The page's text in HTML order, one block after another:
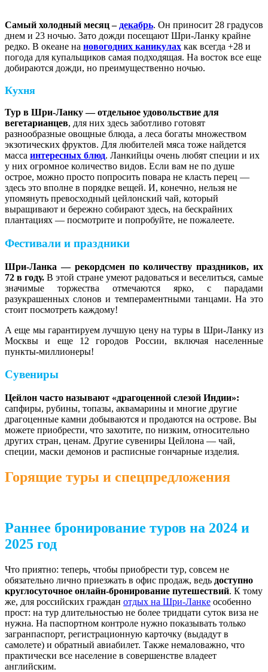
Самый холодный месяц – декабрь. Он приносит 28 градусов
днем и 23 ночью. Зато дожди посещают Шри-Ланку крайне
редко. В океане на новогодних каникулах как всегда +28 и
погода для купальщиков самая подходящая. На восток все еще
добираются дожди, но преимущественно ночью.
Кухня
Тур в Шри-Ланку — отдельное удовольствие для
вегетарианцев, для них здесь заботливо готовят
разнообразные овощные блюда, а леса богаты множеством
экзотических фруктов. Для любителей мяса тоже найдется
масса интересных блюд. Ланкийцы очень любят специи и их
у них огромное количество видов. Если вам не по душе
острое, можно просто попросить повара не класть перец —
здесь это вполне в порядке вещей. И, конечно, нельзя не
упомянуть превосходный цейлонский чай, который
выращивают и бережно собирают здесь, на бескрайних
плантациях — посмотрите и попробуйте, не пожалеете.
Фестивали и праздники
Шри-Ланка — рекордсмен по количеству праздников, их
72 в году. В этой стране умеют радоваться и веселиться, самые
значимые торжества отмечаются ярко, с парадами
разукрашенных слонов и темпераментными танцами. На это
стоит посмотреть каждому!
А еще мы гарантируем лучшую цену на туры в Шри-Ланку из
Москвы и еще 12 городов России, включая населенные
пункты-миллионеры!
Сувениры
Цейлон часто называют «драгоценной слезой Индии»:
сапфиры, рубины, топазы, аквамарины и многие другие
драгоценные камни добываются и продаются на острове. Вы
можете приобрести, что захотите, по низким, относительно
других стран, ценам. Другие сувениры Цейлона — чай,
специи, маски демонов и расписные гончарные изделия.
Горящие туры и спецпредложения
Раннее бронирование туров на 2024 и
2025 год
Что приятно: теперь, чтобы приобрести тур, совсем не
обязательно лично приезжать в офис продаж, ведь доступно
круглосуточное онлайн-бронирование путешествий. К тому
же, для российских граждан отдых на Шри-Ланке особенно
прост: на тур длительностью не более тридцати суток виза не
нужна. На паспортном контроле нужно показывать только
загранпаспорт, регистрационную карточку (выдадут в
самолете) и обратный авиабилет. Также немаловажно, что
практически все население в совершенстве владеет
английским.